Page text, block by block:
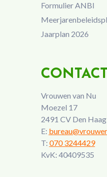
Formulier ANBI
Jaarplan 2026
CONTACT
Vrouwen van Nu
Moezel 17
2491 CV Den Haag
E:
T: 070 3244429
KvK: 40409535